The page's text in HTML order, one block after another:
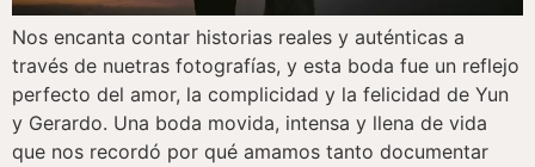
Nos encanta contar historias reales y auténticas a
través de nuetras fotografías, y esta boda fue un reflejo
perfecto del amor, la complicidad y la felicidad de Yun
y Gerardo. Una boda movida, intensa y llena de vida
que nos recordó por qué amamos tanto documentar